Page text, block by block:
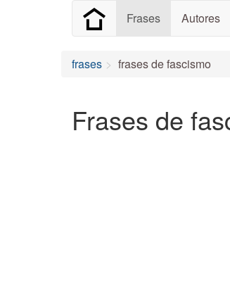
Frases Autores
frases frases de fascismo
Frases de